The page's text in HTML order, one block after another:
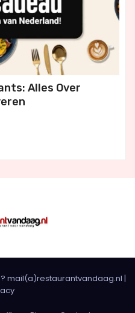
Alles Over
mail(a)restaurantvandaag.nl |